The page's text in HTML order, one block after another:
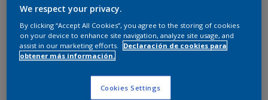
ZN.00.87
Cambiar de color
Tamaño
5 L
We respect your privacy.
By clicking “Accept All Cookies”, you agree to the storing of cookies
on your device to enhance site navigation, analyze site usage, and
assist in our marketing efforts.
Declaración de cookies para
obtener más información.
Cookies Settings